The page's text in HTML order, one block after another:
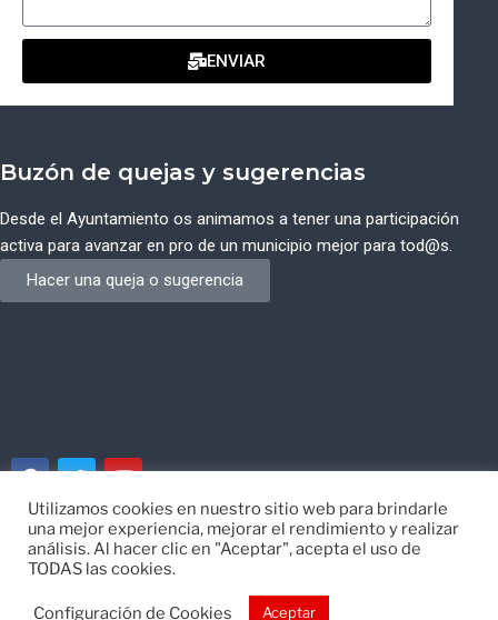
ENVIAR
Buzón de quejas y sugerencias
Desde el Ayuntamiento os animamos a tener una participación
activa para avanzar en pro de un municipio mejor para tod@s.
Hacer una queja o sugerencia
© Ayuntamiento de Campos del Río de Murcia
Utilizamos cookies en nuestro sitio web para brindarle
una mejor experiencia, mejorar el rendimiento y realizar
análisis. Al hacer clic en "Aceptar", acepta el uso de
TODAS las cookies.
Configuración de Cookies Aceptar